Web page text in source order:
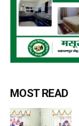
MOST READ